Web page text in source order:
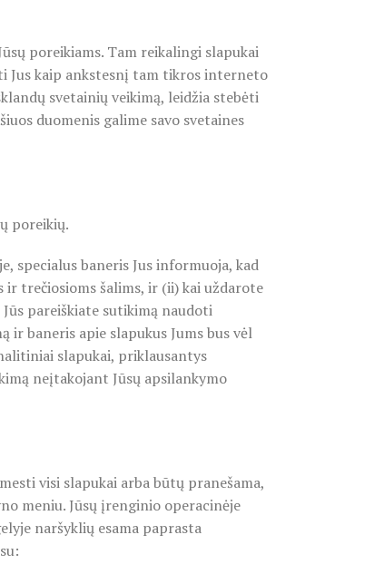
poreikiams. Tam reikalingi slapukai
Jus kaip ankstesnį tam tikros interneto
svetainių veikimą, leidžia stebėti
duomenis galime savo svetaines
poreikių.
specialus baneris Jus informuoja, kad
trečiosioms šalims, ir (ii) kai uždarote
pareiškiate sutikimą naudoti
ir baneris apie slapukus Jums bus vėl
slapukai, priklausantys
neįtakojant Jūsų apsilankymo
visi slapukai arba būtų pranešama,
meniu. Jūsų įrenginio operacinėje
naršyklių esama paprasta